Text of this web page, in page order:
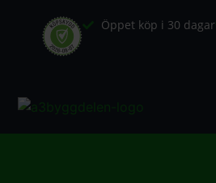
Öppet köp i 30 dagar